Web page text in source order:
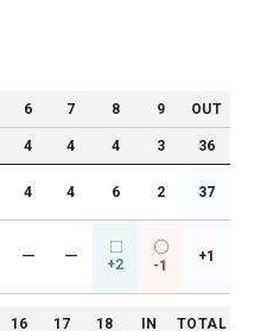
6 7 8 9 OUT
4 4 4 3 36
4 4 6 2 37
ー ー +2 -1
+1
16 17 18 IN TOTAL